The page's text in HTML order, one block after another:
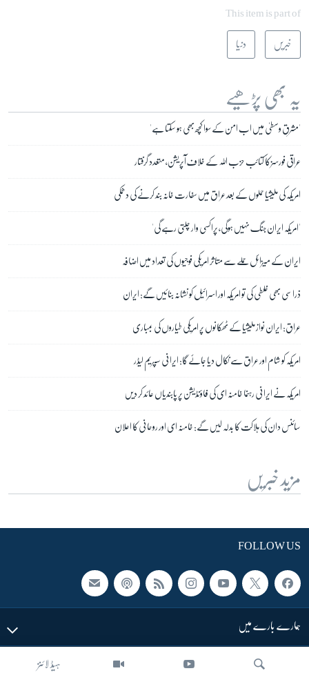
ہیڈ لائنز
This item is part of
خبریں دنیا
یہ بھی پڑھیے
'مشرقِ وسطیٰ میں اب امن کے سوا کچھ بھی ہو سکتا ہے'
عراقی فورسز کا کتائب حزب اللہ کے خلاف آپریشن، متعدد گرفتار
امریکہ کی ملیشیا حملوں کے بعد عراق میں سفارت خانہ بند کرنے کی دھمکی
'امریکہ ایران جنگ نہیں ہوگی، پراکسی وار چلتی رہے گی'
ایران کے میزائل حملے سے متاثر امریکی فوجیوں کی تعداد میں اضافہ
ذرا سی بھی غلطی کی تو امریکہ اور اسرائیل کو نشانہ بنائیں گے: ایران
عراق: ایران نواز ملیشیا کے ٹھکانوں پر امریکی طیاروں کی بمباری
امریکہ کو شام اور عراق سے نکال دیا جائے گا: ایرانی سپریم لیڈر
امریکہ نے ایرانی رہنما خامنہ ای کی فاؤنڈیشن پر پابندیاں عائد کر دیں
سائنس دان کی ہلاکت کا بدلہ لیں گے: خامنہ ای اور روحانی کا اعلان
مزید خبریں
FOLLOW US
ہمارے بارے میں